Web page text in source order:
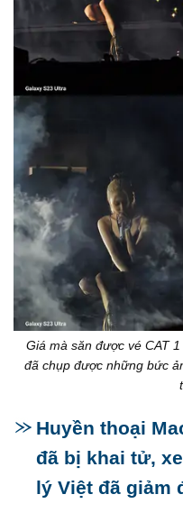
Giá mà săn được vé CAT
đã chụp được những bức
Huyền thoại
đã bị khai tử,
lý Việt đã giảm